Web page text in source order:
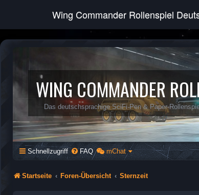
Wing Commander Rollenspiel
WING COMMANDER
Das deutschsprachige SciFi-Pen & Paper-
Schnellzugriff FAQ mChat
Startseite Foren-Übersicht Sternzeit